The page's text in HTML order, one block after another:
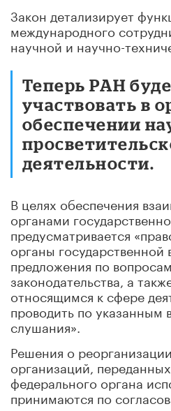
Закон детализирует
международного
научной и научно-
Теперь РАН
участвовать в
обеспечении
деятельности.
В целях обеспечения
органами
предусматривается
органы государственной
предложения по
законодательства, а
относящимся к сфере
проводить по
слушания».
Решения о
организаций,
федерального органа
принимаются по